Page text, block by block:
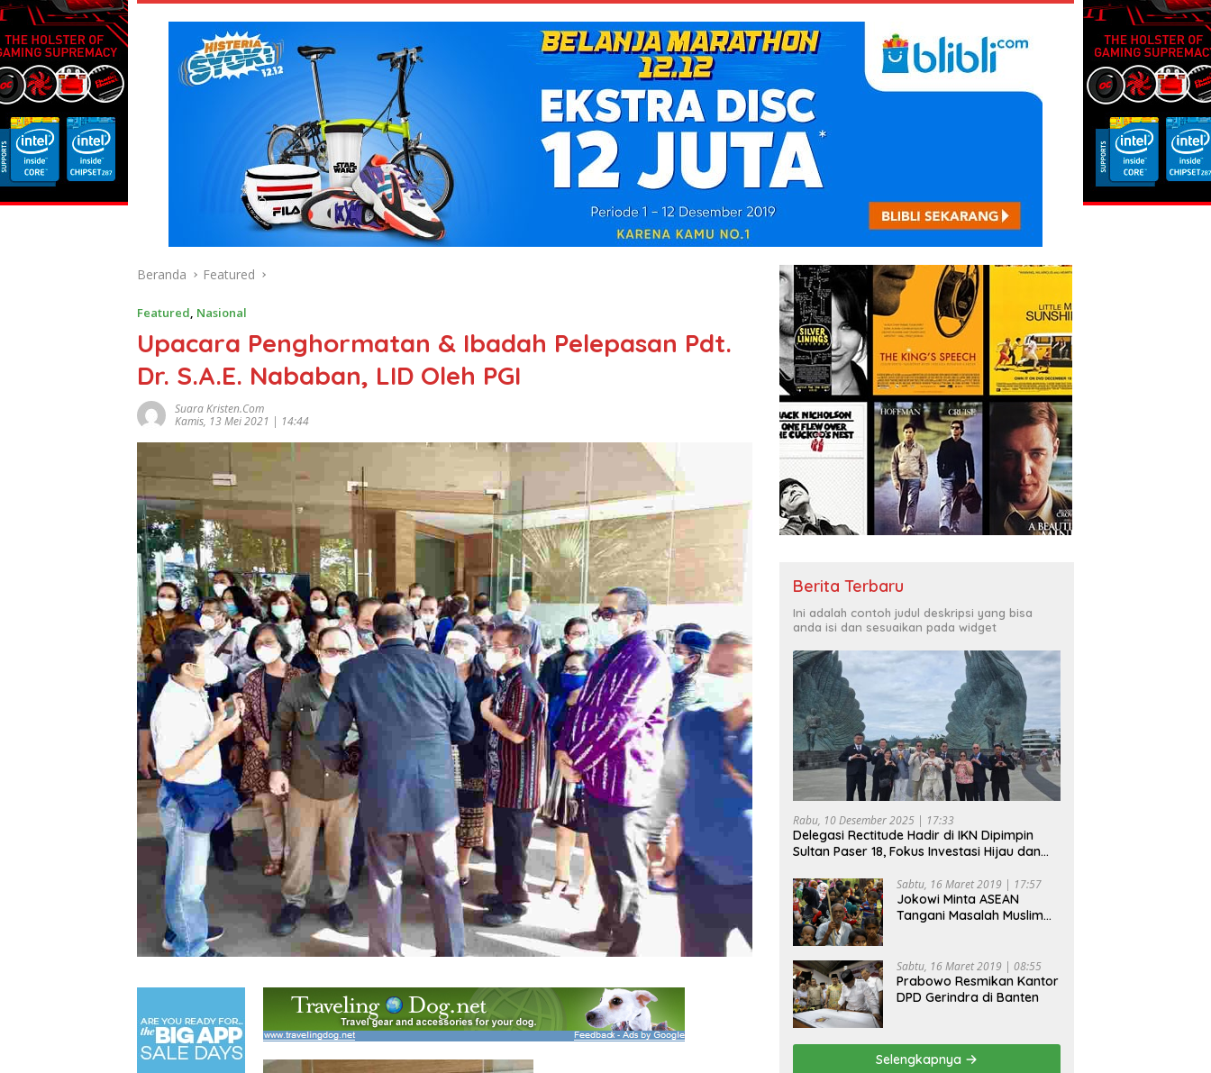
Beranda Featured
Featured, Nasional
Upacara Penghormatan & Ibadah Pelepasan Pdt.
Dr. S.A.E. Nababan, LID Oleh PGI
Suara Kristen.com
Kamis, 13 Mei 2021 | 14:44
Berita Terbaru
Ini adalah contoh judul deskripsi yang bisa
anda isi dan sesuaikan pada widget
Rabu, 10 Desember 2025 | 17:33
Delegasi Rectitude Hadir di IKN Dipimpin
Sultan Paser 18, Fokus Investasi Hijau dan
Sabtu, 16 Maret 2019 | 17:57
Jokowi Minta ASEAN
Tangani Masalah Muslim
Sabtu, 16 Maret 2019 | 08:55
Prabowo Resmikan Kantor
DPD Gerindra di Banten
Selengkapnya